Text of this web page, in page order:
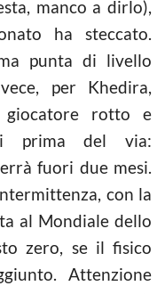
manco a dirlo),
ha steccato.
punta di livello
per Khedira,
giocatore rotto e
prima del via:
fuori due mesi.
con la
al Mondiale dello
zero, se il fisico
Attenzione